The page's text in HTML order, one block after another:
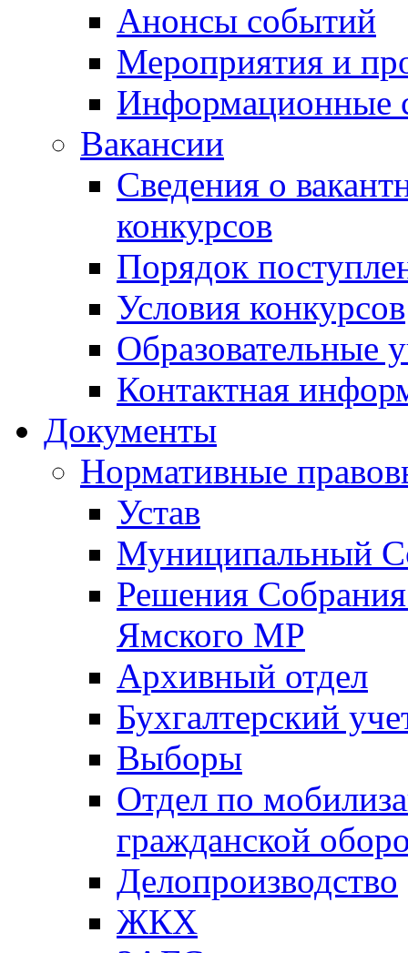
Анонсы событий
Мероприятия и
Информационные
Вакансии
Сведения о
конкурсов
Порядок
Условия конкурсов
Образовательные
Контактная
Документы
Нормативные
Устав
Муниципальный
Решения
Ямского МР
Архивный отдел
Бухгалтерский
Выборы
Отдел по
гражданской
Делопроизводство
ЖКХ